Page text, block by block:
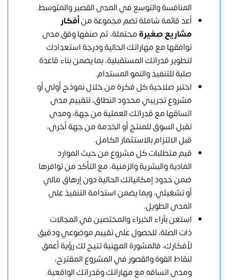
المنافسة والتوسع في المدى القصير والمتوسط.
أعد قائمة شاملة تضم مجموعة منأفكار
مشاريع صغيرةمحتملة، ثم صنفها وفق مدى
توافقها مع مهاراتك الحالية ودرجة استعدادك
لتطوير قدراتك المستقبلية، بما يضمن بناء قاعدة
صلبة للتنفيذ والنمو المستدام.
اختبر صلاحية كل فكرة من خلال نموذج أولي أو
مشروع تجريبي محدود النطاق، لتقييم مدى
اتساقها مع قدراتك العملية من جهة، ومدى
تقبل السوق للمنتج أو الخدمة من جهة أخرى،
قبل الالتزام بالاستثمار الكامل.
قيم متطلبات كل مشروع من حيث الموارد
المادية والبشرية والزمنية، مع التأكد من توافرها
ضمن حدود إمكانياتك الحالية دون إرهاق مالي
أو تشغيلي، وبما يضمن استدامة التنفيذ على
المدى الطويل.
استعن بآراء الخبراء والمختصين في المجالات
ذات الصلة، للحصول على تقييم موضوعي ودقيق
لأفكارك، فالمشورة المهنية تتيح لك رؤية أعمق
لنقاط القوة والقصور في المشروع المقترح،
ومدى اتساقه مع مهاراتك وقدراتك الواقعية.